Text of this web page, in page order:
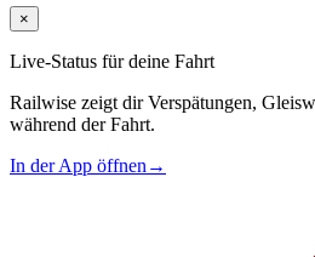
×
Live-Status für deine Fahrt
Railwise zeigt dir Verspätungen,
während der Fahrt.
In der App öffnen →